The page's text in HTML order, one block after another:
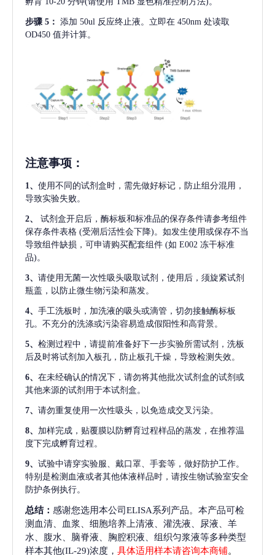
步骤 5： 添加 50ul 反应终止液。立即在 450nm 处读取
OD450 值并计算。
注意事项 ：
1、 使用不同的试剂盒时，需先做好标记，防止组分混用，
导致实验失败。
2、
试剂盒开启后，酶标板和标准品的保存条件请参考组件
保存条件表格 (受潮后活性会下降)。如发生使用或保存不当
导致组件缺损，可申请购买配套组件 (如 E002 冻干标准
品)。
3、 请使用无菌一次性吸头吸取试剂，使用后，须旋紧试剂
瓶盖，以防止微生物污染和蒸发。
4、 手工洗板时，加洗液的吸头或滴管，切勿接触酶标板
孔。不充分的洗涤或污染容易造成假阳性和高背景。
5、 检测过程中，请提前准备好下一步实验所需试剂，洗板
后及时将试剂加入板孔，防止板孔干燥，导致检测失效。
6、 在未经确认的情况下，请勿将其他批次试剂盒的试剂或
其他来源的试剂用于本试剂盒。
7、 请勿重复使用一次性吸头，以免造成交叉污染。
8、 加样完成，贴覆膜以防孵育过程样品的蒸发，在推荐温
度下完成孵育过程。
9、 试验中请穿实验服、戴口罩、手套等，做好防护工作。
特别是检测血液或者其他体液样品时，请按生物试验室安全
防护条例执行。
总结： 感谢您选用本公司ELISA系列产品。本产品可检
测血清、血浆、细胞培养上清液、灌洗液、尿液、羊
水、腹水、脑脊液、胸腔积液、组织匀浆液等多种类型
样本其他(IL-29)浓度， 具体适用样本请咨询本商铺。